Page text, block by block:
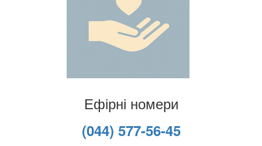
Ефірні номери
(044) 577-56-45